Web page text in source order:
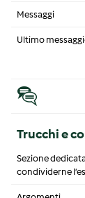
Messaggi
Ultimo
Trucchi e
Sezione
condividerne